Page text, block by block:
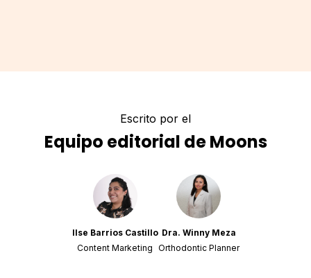
Escrito por el
Equipo editorial de Moons
Ilse Barrios Castillo
Content Marketing
Dra. Winny Meza
Orthodontic Planner